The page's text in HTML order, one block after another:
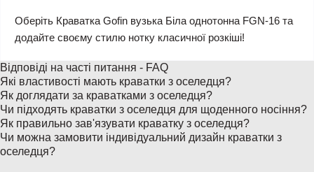
Оберіть Краватка Gofin вузька Біла однотонна FGN-16 та
додайте своєму стилю нотку класичної розкіші!
Відповіді на часті питання - FAQ
Які властивості мають краватки з оселедця?
Як доглядати за краватками з оселедця?
Чи підходять краватки з оселедця для щоденного носіння?
Як правильно зав'язувати краватку з оселедця?
Чи можна замовити індивідуальний дизайн краватки з
оселедця?